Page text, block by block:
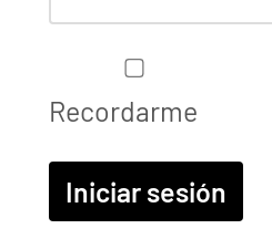
Recordarme